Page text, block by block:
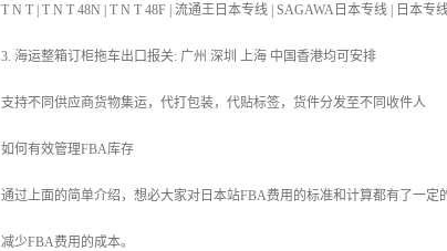
T N T | T N T 48N | T N T 48F | 流通王日本专线 | SAGAWA日本专线 | 日本
3. 海运整箱订柜拖车出口报关: 广州 深圳 上海 中国香港均可安排
支持不同供应商货物集运，代打包装，代贴标签，货件分发至不同收件人
如何有效管理FBA库存
通过上面的简单介绍，想必大家对日本站FBA费用的标准和计算都有了一
减少FBA费用的成本。